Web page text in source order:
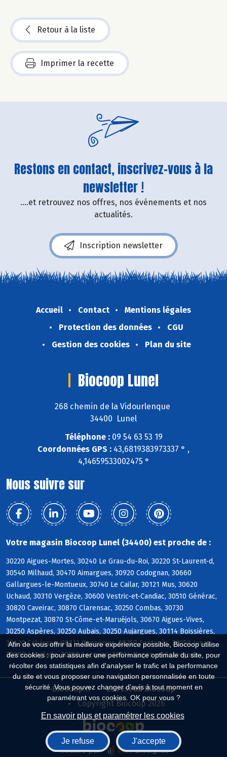
Afin de vous offrir la meilleure expérience possible, Biocoop utilise
des cookies : pour assurer une performance optimale du site, pour
récolter des statistiques afin d'analyser le trafic et la performance
du site et vous proposer une navigation personnalisée en toute
sécurité. Vous pouvez changer d'avis à tout moment en
paramétrant vos cookies. OK pour vous ?
En savoir plus et paramétrer les cookies
Je refuse J'accepte
Retour à la liste
Imprimer la recette
Restons en contact, inscrivez-vous à la
newsletter !
....et retrouvez nos offres, nos événements et nos
actualités.
Inscription newsletter
Accueil Contact
Mentions légales
Protection des données
CGU
Gestion des cookies
Plan du site
Biocoop Lunel
268 chemin de la Vidourlenque
34400 Lunel
Téléphone :09 54 63 53 19
Coordonnées GPS : 43,6819383973337 ° ,
4,14659533002475 °
Nous suivre sur
Votre magasin Biocoop Lunel (34400) est proche de :
30220 Aigues-Mortes, 30240 Le Grau-du-Roi, 30220 St-Laurent-d,
30540 Milhaud, 30470 Aimargues, 30920 Codognan, 30660
Gallargues-le-Montueux, 30740 Le Cailar, 30121 Mus, 30620
Uchaud, 30310 Vergèze, 30600 Vestric-et-Candiac, 30510 Générac,
30820 Caveirac, 30870 Clarensac, 30250 Combas, 30730
Montpezat, 30870 St-Côme-et-Maruéjols, 30670 Aigues-Vives,
30250 Aspères, 30250 Aubais, 30250 Aujargues, 30114 Boissières,
30420 Calvisson, 30111 Congénies, 30250 Fontanès, 30250 Junas,
30980 Langlade, 30250 Lecques, 30114 Nages-et-Solorgues
Biocoop.fr
Le réseau Biocoop
Copyright Biocoop 2026
Réalisé par